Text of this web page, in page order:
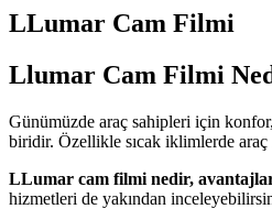
LLumar Cam Filmi
Llumar Cam Filmi
Günümüzde araç sahipleri için
biridir. Özellikle sıcak iklimlerde araç
LLumar cam filmi nedir,
hizmetleri de yakından